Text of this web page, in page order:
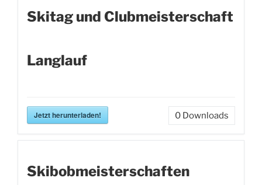
Skitag und Clubmeisterschaft
Langlauf
Jetzt herunterladen! 0 Downloads
Skibobmeisterschaften